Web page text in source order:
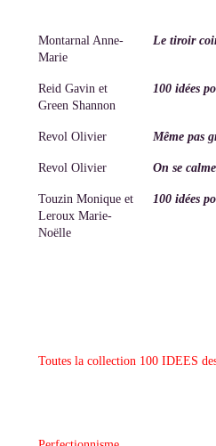
Montarnal Anne-
Marie
Le tiroir
Reid Gavin et
Green Shannon
100 idées
Revol Olivier Même pas
Revol Olivier On se
Touzin Monique et
Leroux Marie-
Noëlle
100 idées
Toutes la collection 100 IDEES